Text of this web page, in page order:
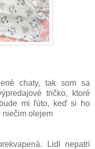
chaty, tak som sa
tričko, ktoré
mi ľúto, keď si ho
niečim olejem
Lidl nepatrí